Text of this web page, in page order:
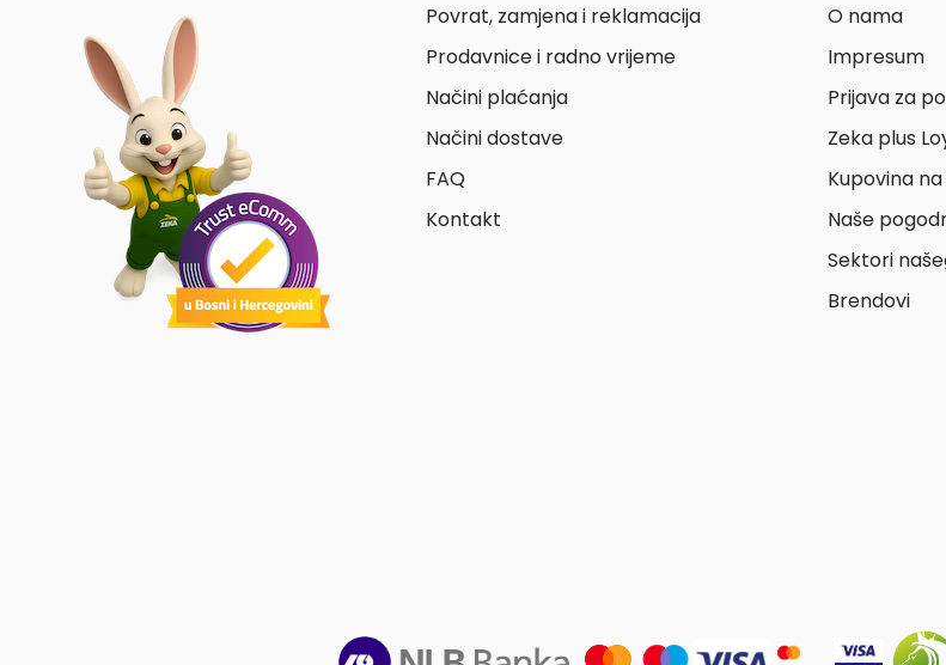
Povrat, zamjena i reklamacija
Prodavnice i radno vrijeme
Načini plaćanja
Načini dostave
FAQ
Kontakt
O nama
Impresum
Prijava za
Zeka plus
Kupovina
Naše
Sektori
Brendovi